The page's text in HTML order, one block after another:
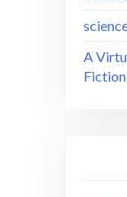
A
Fiction